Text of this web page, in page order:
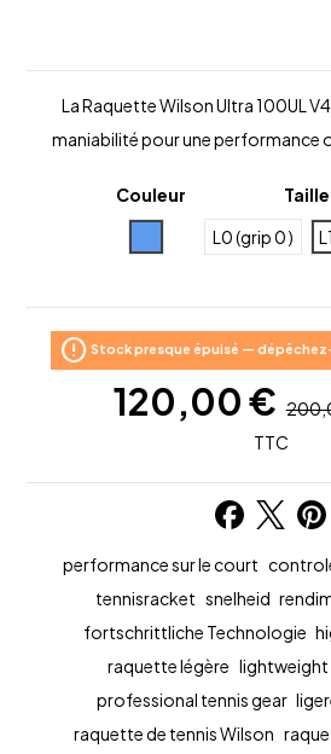
La Raquette Wilson Ultra 100UL
maniabilité pour une performance
Couleur
Taille
L0 (grip 0 )
error Stock presque épuisé —
120,00 €
TTC
performance sur le court
tennisracket snelheid
fortschrittliche Technologie
raquette légère lightweight
professional tennis gear
raquette de tennis Wilson